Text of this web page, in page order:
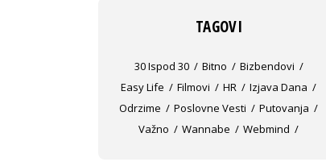
TAGOVI
30 Ispod 30 Bitno
Bizbendovi
Easy Life
Filmovi HR
Izjava Dana
Odrzime
Poslovne Vesti
Putovanja
Važno
Wannabe Webmind